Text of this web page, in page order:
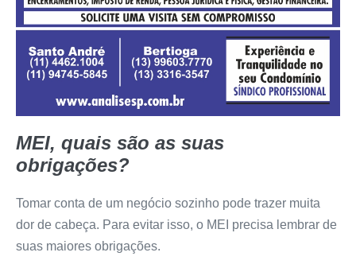
MEI, quais são as suas
obrigações?
Tomar conta de um negócio sozinho pode trazer muita
dor de cabeça. Para evitar isso, o MEI precisa lembrar de
suas maiores obrigações.